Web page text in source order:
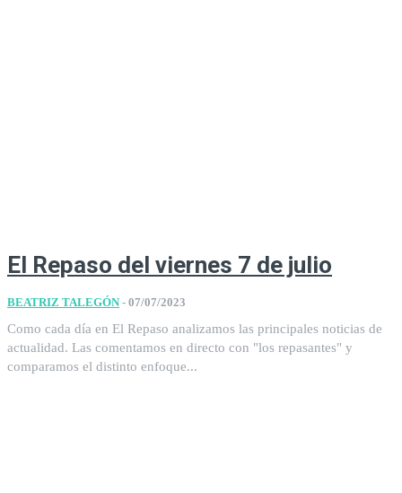
El Repaso del viernes 7 de julio
BEATRIZ TALEGÓN - 07/07/2023
Como cada día en El Repaso analizamos las principales noticias de
actualidad. Las comentamos en directo con "los repasantes" y
comparamos el distinto enfoque...